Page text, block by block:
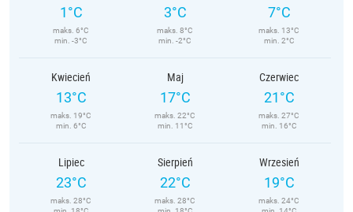
1°C
maks. 6°C
min. -3°C
3°C
maks. 8°C
min. -2°C
7°C
maks. 13°C
min. 2°C
Kwiecień
13°C
maks. 19°C
min. 6°C
Maj
17°C
maks. 22°C
min. 11°C
Czerwiec
21°C
maks. 27°C
min. 16°C
Lipiec
23°C
maks. 28°C
Sierpień
22°C
maks. 28°C
Wrzesień
19°C
maks. 24°C